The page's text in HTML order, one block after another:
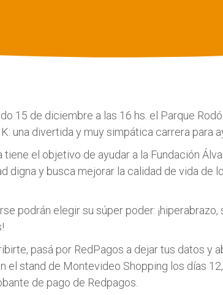
15 de diciembre a las 16 hs. el Parque
una divertida y muy simpática carrera para
tiene el objetivo de ayudar a la Fundación
digna y busca mejorar la calidad de vida de
podrán elegir su súper poder:
pasá por RedPagos a dejar tus datos y
el stand de Montevideo Shopping los días
de pago de Redpagos.